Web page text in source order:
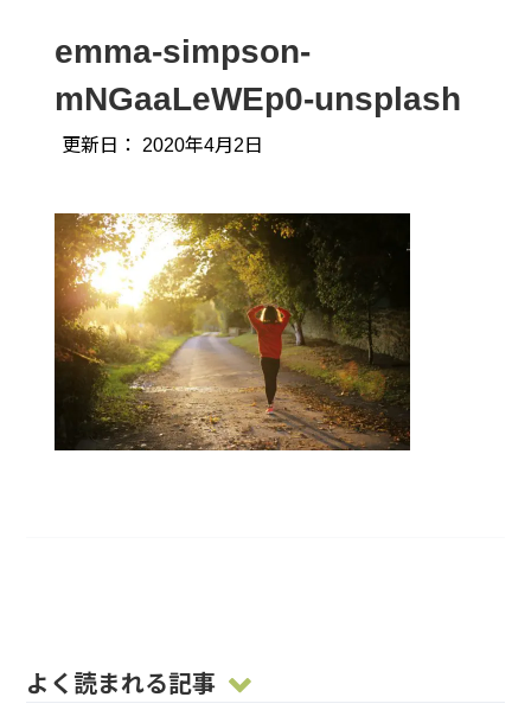
emma-simpson-
mNGaaLeWEp0-unsplash
更新日： 2020年4月2日
よく読まれる記事